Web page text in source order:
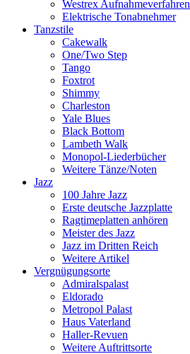
Westrex Aufnahmeverfahren
Elektrische Tonabnehmer
Tanzstile
Cakewalk
One/Two Step
Tango
Foxtrot
Shimmy
Charleston
Yale Blues
Black Bottom
Lambeth Walk
Monopol-Liederbücher
Weitere Tänze/Noten
Jazz
100 Jahre Jazz
Erste deutsche Jazzplatte
Ragtimeplatten anhören
Meister des Jazz
Jazz im Dritten Reich
Weitere Artikel
Vergnügungsorte
Admiralspalast
Eldorado
Metropol Palast
Haus Vaterland
Haller-Revuen
Weitere Auftrittsorte